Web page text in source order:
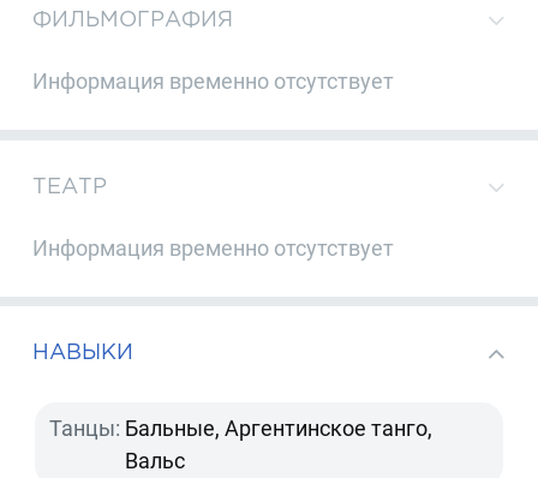
ФИЛЬМОГРАФИЯ
Информация временно отсутствует
ТЕАТР
Информация временно отсутствует
НАВЫКИ
Танцы: Бальные, Аргентинское танго,
Вальс